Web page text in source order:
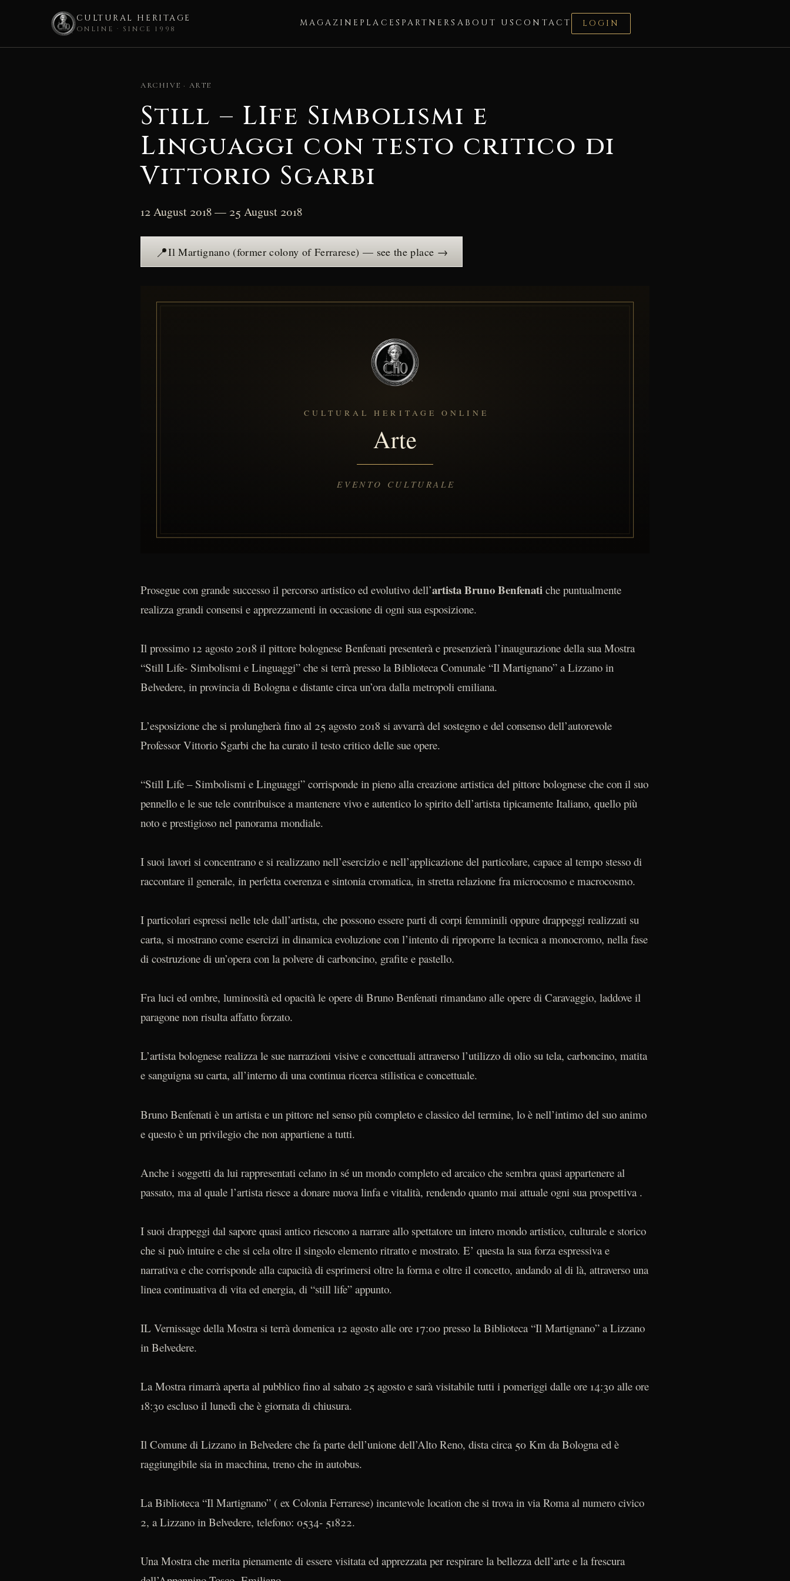
CULTURAL HERITAGE
ONLINE · SINCE 1998
MAGAZINE PLACES PARTNERS ABOUT US CONTACT LOGIN
ARCHIVE · ARTE
Still – LIfe Simbolismi e
Linguaggi con testo critico di
Vittorio Sgarbi
12 August 2018 — 25 August 2018
📍Il Martignano (former colony of Ferrarese) — see the place →
Prosegue con grande successo il percorso artistico ed evolutivo dell’artista Bruno Benfenati che puntualmente
realizza grandi consensi e apprezzamenti in occasione di ogni sua esposizione.
Il prossimo 12 agosto 2018 il pittore bolognese Benfenati presenterà e presenzierà l’inaugurazione della sua Mostra
“Still Life- Simbolismi e Linguaggi” che si terrà presso la Biblioteca Comunale “Il Martignano” a Lizzano in
Belvedere, in provincia di Bologna e distante circa un’ora dalla metropoli emiliana.
L’esposizione che si prolungherà fino al 25 agosto 2018 si avvarrà del sostegno e del consenso dell’autorevole
Professor Vittorio Sgarbi che ha curato il testo critico delle sue opere.
“Still Life – Simbolismi e Linguaggi” corrisponde in pieno alla creazione artistica del pittore bolognese che con il suo
pennello e le sue tele contribuisce a mantenere vivo e autentico lo spirito dell’artista tipicamente Italiano, quello più
noto e prestigioso nel panorama mondiale.
I suoi lavori si concentrano e si realizzano nell’esercizio e nell’applicazione del particolare, capace al tempo stesso di
raccontare il generale, in perfetta coerenza e sintonia cromatica, in stretta relazione fra microcosmo e macrocosmo.
I particolari espressi nelle tele dall’artista, che possono essere parti di corpi femminili oppure drappeggi realizzati su
carta, si mostrano come esercizi in dinamica evoluzione con l’intento di riproporre la tecnica a monocromo, nella fase
di costruzione di un’opera con la polvere di carboncino, grafite e pastello.
Fra luci ed ombre, luminosità ed opacità le opere di Bruno Benfenati rimandano alle opere di Caravaggio, laddove il
paragone non risulta affatto forzato.
L’artista bolognese realizza le sue narrazioni visive e concettuali attraverso l’utilizzo di olio su tela, carboncino, matita
e sanguigna su carta, all’interno di una continua ricerca stilistica e concettuale.
Bruno Benfenati è un artista e un pittore nel senso più completo e classico del termine, lo è nell’intimo del suo animo
e questo è un privilegio che non appartiene a tutti.
Anche i soggetti da lui rappresentati celano in sé un mondo completo ed arcaico che sembra quasi appartenere al
passato, ma al quale l’artista riesce a donare nuova linfa e vitalità, rendendo quanto mai attuale ogni sua prospettiva .
I suoi drappeggi dal sapore quasi antico riescono a narrare allo spettatore un intero mondo artistico, culturale e storico
che si può intuire e che si cela oltre il singolo elemento ritratto e mostrato. E’ questa la sua forza espressiva e
narrativa e che corrisponde alla capacità di esprimersi oltre la forma e oltre il concetto, andando al di là, attraverso una
linea continuativa di vita ed energia, di “still life” appunto.
IL Vernissage della Mostra si terrà domenica 12 agosto alle ore 17:00 presso la Biblioteca “Il Martignano” a Lizzano
in Belvedere.
La Mostra rimarrà aperta al pubblico fino al sabato 25 agosto e sarà visitabile tutti i pomeriggi dalle ore 14:30 alle ore
18:30 escluso il lunedì che è giornata di chiusura.
Il Comune di Lizzano in Belvedere che fa parte dell’unione dell’Alto Reno, dista circa 50 Km da Bologna ed è
raggiungibile sia in macchina, treno che in autobus.
La Biblioteca “Il Martignano” ( ex Colonia Ferrarese) incantevole location che si trova in via Roma al numero civico
2, a Lizzano in Belvedere, telefono: 0534- 51822.
Una Mostra che merita pienamente di essere visitata ed apprezzata per respirare la bellezza dell’arte e la frescura